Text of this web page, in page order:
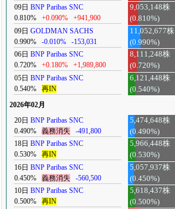
09日 BNP Paribas SNC
0.810%
+0.090% +941,900
9,053,148株
(0.810%)
09日 GOLDMAN SACHS
0.990%
-0.010% -153,031
11,052,677株
(0.990%)
06日 BNP Paribas SNC
0.720%
+0.180% +1,989,800
8,111,248株
(0.720%)
05日 BNP Paribas SNC
0.540%
再IN
6,121,448株
(0.540%)
2026年02月
20日 BNP Paribas SNC
0.490%
義務消失 -491,800
5,474,648株
(0.490%)
18日 BNP Paribas SNC
0.530%
再IN
5,966,448株
(0.530%)
16日 BNP Paribas SNC
0.450%
義務消失 -560,500
5,057,937株
(0.450%)
10日 BNP Paribas SNC
0.500%
再IN
5,618,437株
(0.500%)